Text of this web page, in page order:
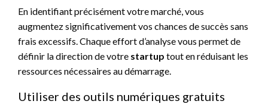
En identifiant précisément votre marché, vous
augmentez significativement vos chances de succès sans
frais excessifs. Chaque effort d’analyse vous permet de
définir la direction de votre startup tout en réduisant les
ressources nécessaires au démarrage.
Utiliser des outils numériques gratuits